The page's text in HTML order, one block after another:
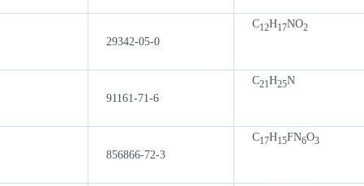
29342-05-0
C12H17NO2
91161-71-6
C21H25N
856866-72-3
C17H15FN6O3